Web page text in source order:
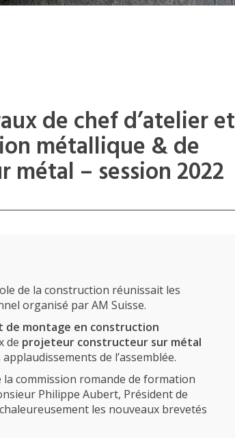
de chef d’atelier et
métallique & de
– session 2022
de la construction réunissait les
organisé par AM Suisse.
de montage en construction
de projeteur constructeur sur métal
de l’assemblée.
commission romande de formation
Philippe Aubert, Président de
les nouveaux brevetés